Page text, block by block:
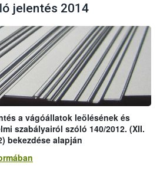
jelentés 2014
a vágóállatok leölésének és
szabályairól szóló 140/2012. (XII.
bekezdése alapján